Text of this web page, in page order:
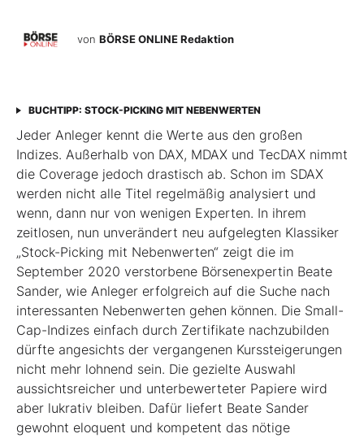
von BÖRSE ONLINE Redaktion
BUCHTIPP: STOCK-PICKING MIT NEBENWERTEN
Jeder Anleger kennt die Werte aus den großen
Indizes. Außerhalb von DAX, MDAX und TecDAX nimmt
die Coverage jedoch drastisch ab. Schon im SDAX
werden nicht alle Titel regel­mäßig analysiert und
wenn, dann nur von wenigen Experten. In ihrem
zeitlosen, nun unverändert neu aufgelegten Klassiker
„Stock-Picking mit Nebenwerten“ zeigt die im
September 2020 verstorbene Börsenexpertin Beate
Sander, wie Anleger erfolgreich auf die Suche nach
interessanten Nebenwerten gehen können. Die Small-
Cap-Indizes einfach durch Zertifikate nachzubilden
dürfte angesichts der vergangenen Kurssteiger­ungen
nicht mehr lohnend sein. Die gezielte Auswahl
aussichtsreicher und unterbewerteter Papiere wird
aber lukrativ bleiben. Dafür liefert Beate Sander
gewohnt eloquent und kompetent das nötige